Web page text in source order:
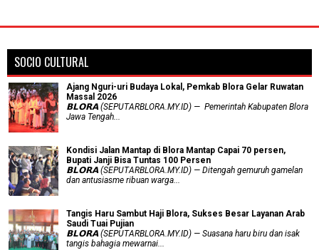
SOCIO CULTURAL
Ajang Nguri-uri Budaya Lokal, Pemkab Blora Gelar Ruwatan
Massal 2026
𝗕𝗟𝗢𝗥𝗔 (SEPUTARBLORA.MY.ID) — Pemerintah Kabupaten Blora
Jawa Tengah...
Kondisi Jalan Mantap di Blora Mantap Capai 70 persen,
Bupati Janji Bisa Tuntas 100 Persen
𝗕𝗟𝗢𝗥𝗔 (SEPUTARBLORA.MY.ID) — Ditengah gemuruh gamelan
dan antusiasme ribuan warga...
Tangis Haru Sambut Haji Blora, Sukses Besar Layanan Arab
Saudi Tuai Pujian
𝗕𝗟𝗢𝗥𝗔 (SEPUTARBLORA.MY.ID) — Suasana haru biru dan isak
tangis bahagia mewarnai...